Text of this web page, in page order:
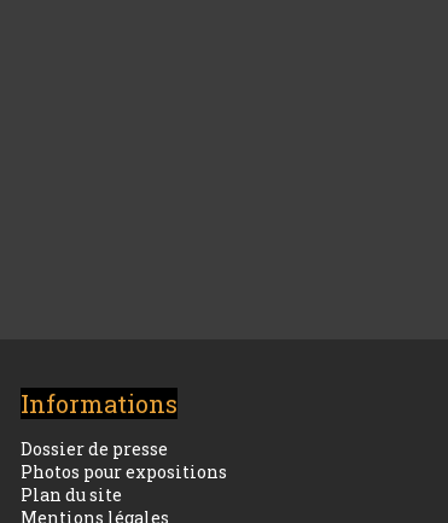
Informations
Dossier de presse
Photos pour expositions
Plan du site
Mentions légales